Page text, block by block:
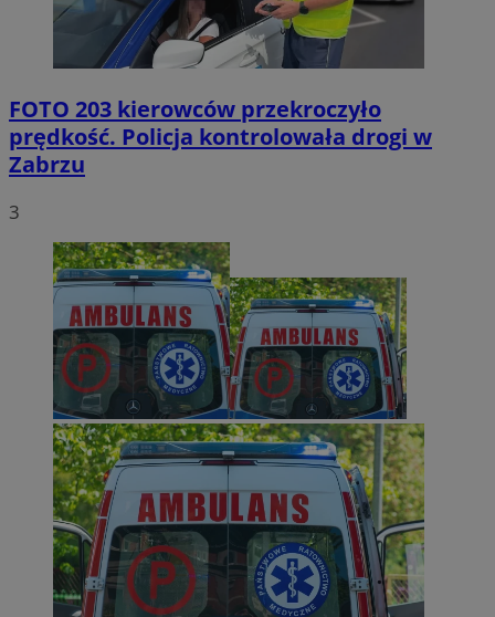
FOTO 203 kierowców przekroczyło
prędkość. Policja kontrolowała drogi w
Zabrzu
3